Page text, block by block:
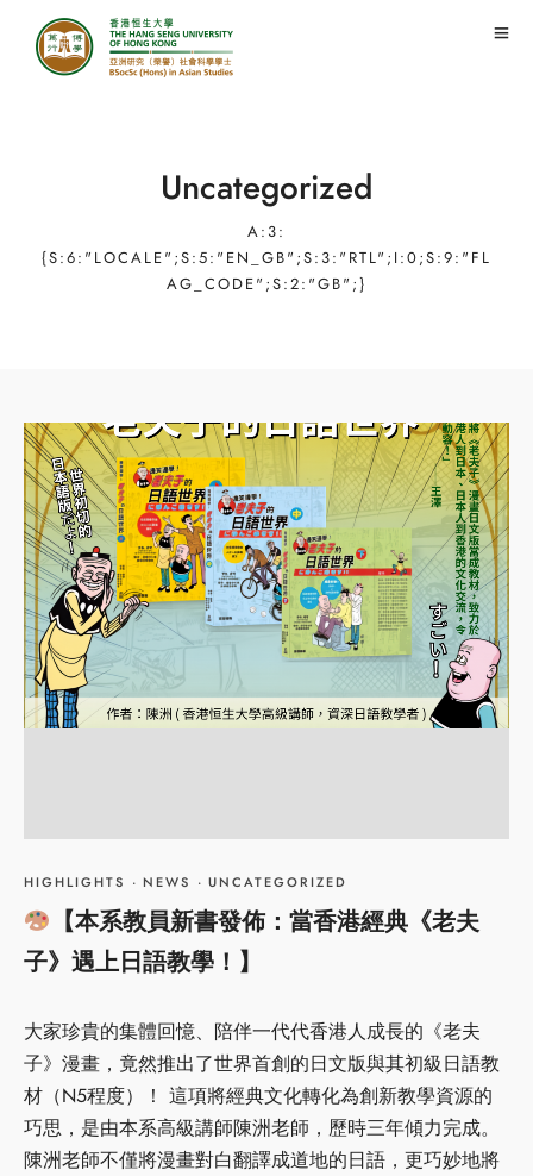
Uncategorized
A:3:
{S:6:"LOCALE";S:5:"EN_GB";S:3:"RTL";I:0;S:9:"FL
AG_CODE";S:2:"GB";}
HIGHLIGHTS · NEWS · UNCATEGORIZED
【本系教員新書發佈：當香港經典《老夫
子》遇上日語教學！】
大家珍貴的集體回憶、陪伴一代代香港人成長的《老夫
子》漫畫，竟然推出了世界首創的日文版與其初級日語教
材（N5程度）！ 這項將經典文化轉化為創新教學資源的
巧思，是由本系高級講師陳洲老師，歷時三年傾力完成。
陳洲老師不僅將漫畫對白翻譯成道地的日語，更巧妙地將